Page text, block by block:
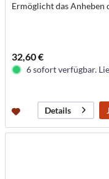
Ermöglicht das Anheben
32,60 €
6 sofort verfügbar.
Details